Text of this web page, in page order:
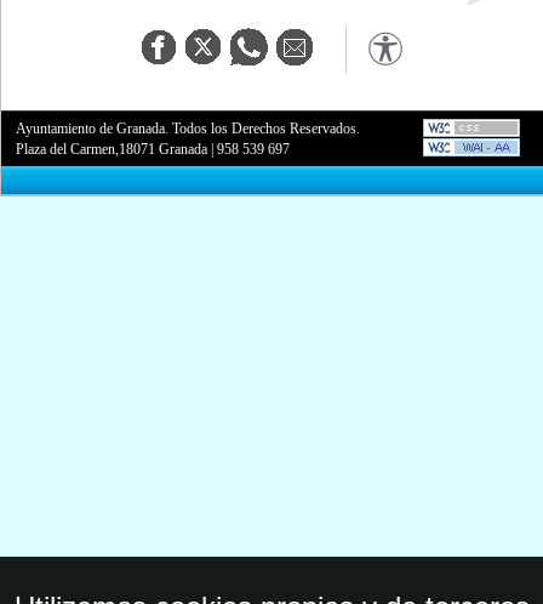
Ayuntamiento de Granada. Todos los Derechos Reservados.
Plaza del Carmen,18071 Granada |958 539 697